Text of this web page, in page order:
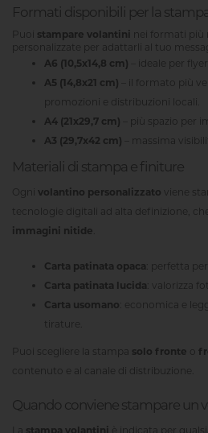
Formati disponibili per la
Puoi stampare volantini
nei formati più
personalizzate per adattarli al tuo
A6 (10,5x14,8 cm) – ideale per
A5 (14,8x21 cm) – il formato più
promozioni e distribuzioni locali.
A4 (21x29,7 cm) – più spazio per
A3 (29,7x42 cm) – massima
Materiali di stampa e finiture
Ogni volantino personalizzato viene
tecnologie digitali ad alta definizione,
immagini nitide
Carta patinata opaca : perfetta
Carta patinata lucida : valorizza
Carta usomano : economica e
tirature.
Puoi scegliere la stampa solo fronte o
contenuto e al canale di distribuzione.
Quando conviene stampare un
La stampa volantini è indicata per